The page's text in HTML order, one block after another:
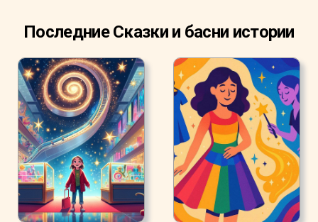
Последние Сказки и басни истории